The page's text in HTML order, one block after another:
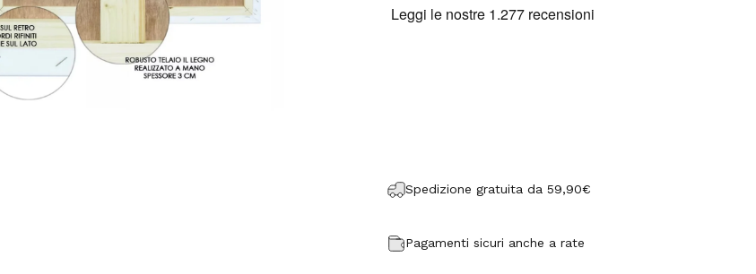
Spedizione gratuita da 59,90€
Pagamenti sicuri anche a rate